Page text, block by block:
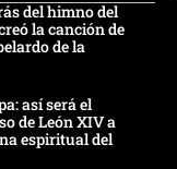
del himno del
la canción de
de la
así será el
de León XIV a
espiritual del